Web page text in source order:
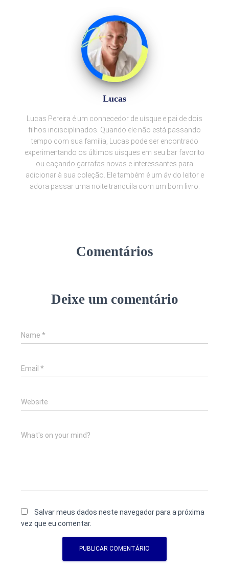
Lucas
Lucas Pereira é um conhecedor de uísque e pai de dois
filhos indisciplinados. Quando ele não está passando
tempo com sua família, Lucas pode ser encontrado
experimentando os últimos uísques em seu bar favorito
ou caçando garrafas novas e interessantes para
adicionar à sua coleção. Ele também é um ávido leitor e
adora passar uma noite tranquila com um bom livro.
Comentários
Deixe um comentário
Name *
Email *
Website
What's on your mind?
Salvar meus dados neste navegador para a próxima
vez que eu comentar.